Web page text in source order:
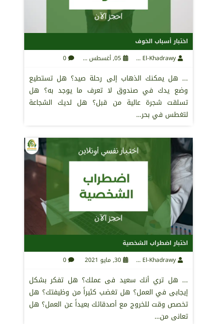
اختبار أسباب الخوف
05, أغسطس 2021 0
... هل يمكنك الذهاب إلى رحلة صيد؟ هل تستطيع
وضع يدك في صندوق لا تعرف ما يوجد به؟ هل
تسلقت شجرة عالية من قبل؟ هل لديك الشجاعة
لتغطس في بحر…
اختبار اضطراب الشخصية
30, مايو 2021 0
... هل تري أنك سعيد فى عملك؟ هل تفكر بشكل
إيجابى في العمل؟ هل تغضب كثيراً من وظيفتك؟ هل
تخصص وقت للخروج مع أصدقائك بعيداً عن العمل؟ هل
تعانى من…